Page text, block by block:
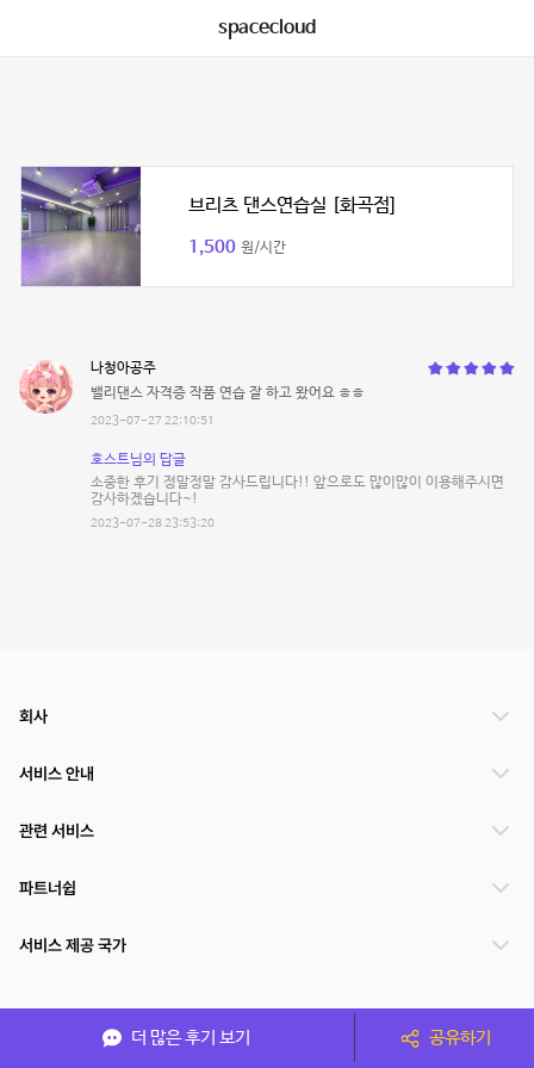
spacecloud
브리츠 댄스연습실 [화곡점]
1,500 원/시간
나청아공주
밸리댄스 자격증 작품 연습 잘 하고 왔어요 ㅎㅎ
2023-07-27 22:10:51
호스트님의 답글
소중한 후기 정말정말 감사드립니다!! 앞으로도 많이많이 이용해주시면
감사하겠습니다~!
2023-07-28 23:53:20
더 많은 후기 보기 공유하기
회사
서비스 안내
관련 서비스
파트너쉽
서비스 제공 국가
(주)NSPACE 사업자정보